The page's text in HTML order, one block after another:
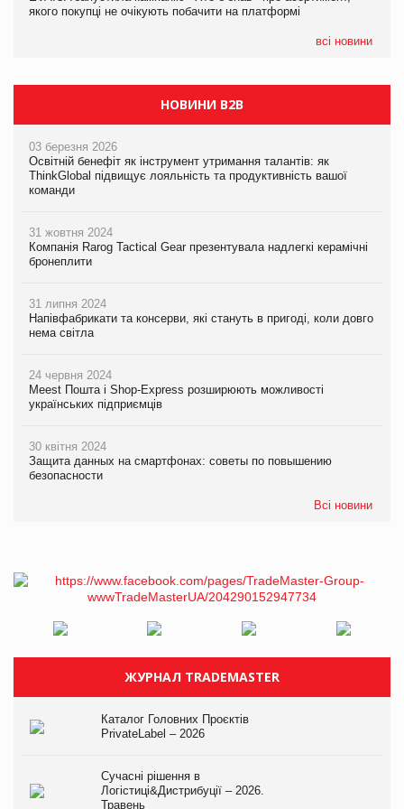
якого покупці не очікують побачити на платформі
всі новини
НОВИНИ B2B
03 березня 2026
Освітній бенефіт як інструмент утримання талантів: як
ThinkGlobal підвищує лояльність та продуктивність вашої
команди
31 жовтня 2024
Компанія Rarog Tactical Gear презентувала надлегкі керамічні
бронеплити
31 липня 2024
Напівфабрикати та консерви, які стануть в пригоді, коли довго
нема світла
24 червня 2024
Meest Пошта і Shop-Express розширюють можливості
українських підприємців
30 квітня 2024
Защита данных на смартфонах: советы по повышению
безопасности
Всі новини
ЖУРНАЛ TRADEMASTER
Каталог Головних Проєктів
PrivateLabel – 2026
Сучасні рішення в
Логістиці&Дистрибуції – 2026.
Травень